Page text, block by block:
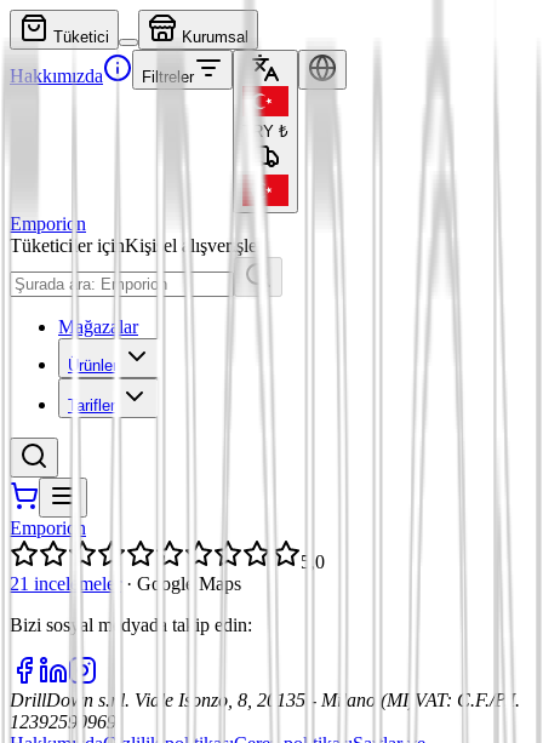
Tüketici Kurumsal
Hakkımızda Filtreler
TRY ₺
Emporion
Tüketiciler içinKişisel alışverişler
Mağazalar
Ürünler
Tarifler
Emporion
5,0
21 incelemeler
· Google Maps
Bizi sosyal medyada takip edin:
DrillDown s.r.l. Viale Isonzo, 8, 20135 - Milano (MI) VAT: C.F./P.I.
12392590969